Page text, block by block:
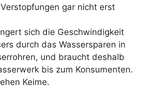
gar nicht erst
sich die Geschwindigkeit
durch das Wassersparen in
und braucht deshalb
bis zum Konsumenten.
Keime.